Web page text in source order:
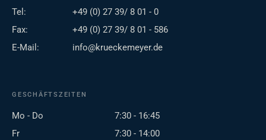
Tel:
+49 (0) 27 39/ 8 01 - 0
Fax:
+49 (0) 27 39/ 8 01 - 586
E-Mail:
info@krueckemeyer.de
GESCHÄFTSZEITEN
Mo - Do
7:30 - 16:45
Fr
7:30 - 14:00